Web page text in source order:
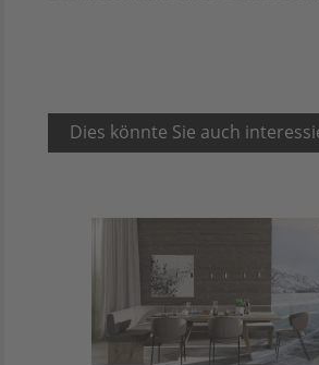
Dies könnte Sie auch